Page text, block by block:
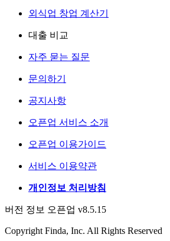
외식업 창업 계산기
대출 비교
자주 묻는 질문
문의하기
공지사항
오픈업 서비스 소개
오픈업 이용가이드
서비스 이용약관
개인정보 처리방침
버전 정보 오픈업 v8.5.15
Copyright Finda, Inc. All Rights Reserved